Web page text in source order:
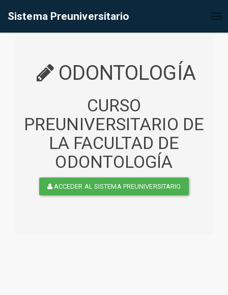
Sistema Preuniversitario
ODONTOLOGÍA
CURSO
PREUNIVERSITARIO DE
LA FACULTAD DE
ODONTOLOGÍA
ACCEDER AL SISTEMA PREUNIVERSITARIO